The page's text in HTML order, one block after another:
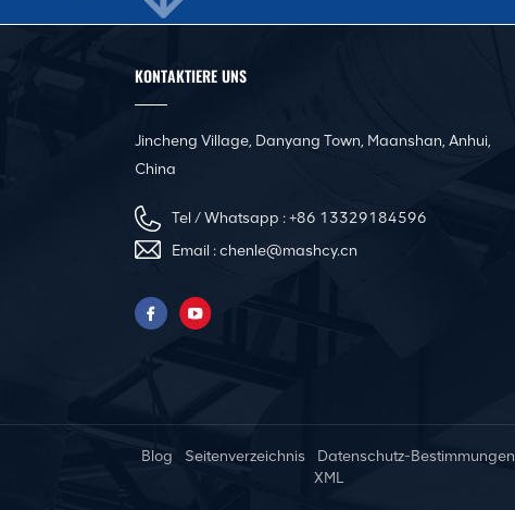
CNC-Winkelstahlflansch-
und Sickenmaschine für
Innovative rein
Abkantpresse
KONTAKTIERE UNS
Jincheng Village, Danyang Town, Maanshan, Anhui,
China
Tel / Whatsapp :+86 13329184596
Email :chenle@mashcy.cn
Blog Seitenverzeichnis
Datenschutz-Bestimmungen
XML